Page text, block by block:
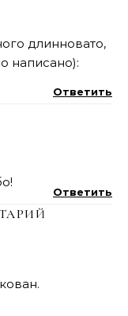
длинновато,
написано):
Ответить
Ответить